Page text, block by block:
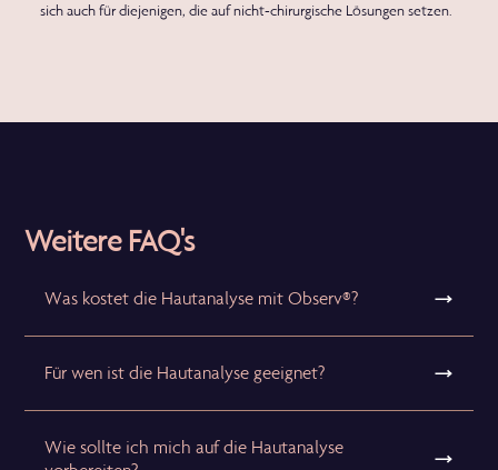
sich auch für diejenigen, die auf nicht-chirurgische Lösungen setzen.
Weitere FAQ's
Was kostet die Hautanalyse mit Observ®?
Für wen ist die Hautanalyse geeignet?
Wie sollte ich mich auf die Hautanalyse